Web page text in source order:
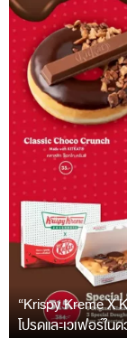
“Krispy Kreme X
โปรดและเวเฟอร์ในด